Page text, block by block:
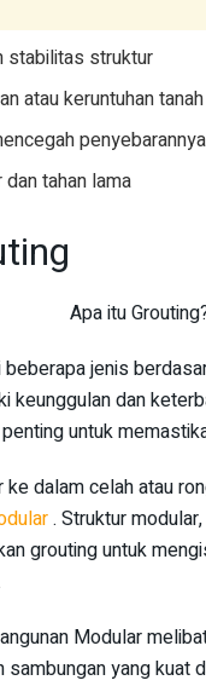
stabilitas struktur
atau keruntuhan tanah
penyebarannya
tahan lama
jenis
keunggulan dan
untuk
ke dalam celah atau
. Struktur
grouting untuk
Modular
yang kuat